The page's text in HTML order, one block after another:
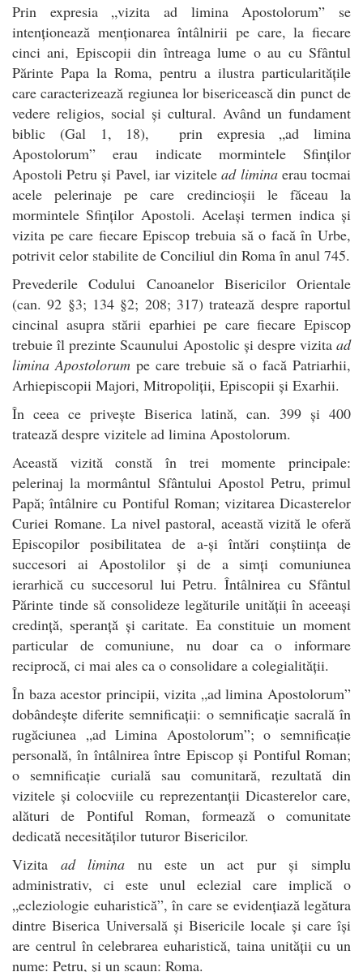
Prin expresia „vizita ad limina Apostolorum” se
intenționează menționarea întâlnirii pe care, la fiecare
cinci ani, Episcopii din întreaga lume o au cu Sfântul
Părinte Papa la Roma, pentru a ilustra particularitățile
care caracterizează regiunea lor bisericească din punct de
vedere religios, social și cultural. Având un fundament
biblic (Gal 1, 18), prin expresia „ad limina
Apostolorum” erau indicate mormintele Sfinților
Apostoli Petru și Pavel, iar vizitelead liminaerau tocmai
acele pelerinaje pe care credincioșii le făceau la
mormintele Sfinților Apostoli. Același termen indica și
vizita pe care fiecare Episcop trebuia să o facă în Urbe,
potrivit celor stabilite de Conciliul din Roma în anul 745.
Prevederile Codului Canoanelor Bisericilor Orientale
(can. 92 §3; 134 §2; 208; 317) tratează despre raportul
cincinal asupra stării eparhiei pe care fiecare Episcop
trebuie îl prezinte Scaunului Apostolic și despre vizita ad
limina Apostolorum pe care trebuie să o facă Patriarhii,
Arhiepiscopii Majori, Mitropoliții, Episcopii și Exarhii.
În ceea ce privește Biserica latină, can. 399 și 400
tratează despre vizitele ad limina Apostolorum.
Această vizită constă în trei momente principale:
pelerinaj la mormântul Sfântului Apostol Petru, primul
Papă; întâlnire cu Pontiful Roman; vizitarea Dicasterelor
Curiei Romane. La nivel pastoral, această vizită le oferă
Episcopilor posibilitatea de a-și întări conștiința de
succesori ai Apostolilor și de a simți comuniunea
ierarhică cu succesorul lui Petru. Întâlnirea cu Sfântul
Părinte tinde să consolideze legăturile unității în aceeași
credință, speranță și caritate. Ea constituie un moment
particular de comuniune, nu doar ca o informare
reciprocă, ci mai ales ca o consolidare a colegialității.
În baza acestor principii, vizita „ad limina Apostolorum”
dobândește diferite semnificații: o semnificație sacrală în
rugăciunea „ad Limina Apostolorum”; o semnificație
personală, în întâlnirea între Episcop și Pontiful Roman;
o semnificație curială sau comunitară, rezultată din
vizitele și colocviile cu reprezentanții Dicasterelor care,
alături de Pontiful Roman, formează o comunitate
dedicată necesităților tuturor Bisericilor.
Vizita ad limina nu este un act pur și simplu
administrativ, ci este unul eclezial care implică o
„ecleziologie euharistică”, în care se evidențiază legătura
dintre Biserica Universală și Bisericile locale și care își
are centrul în celebrarea euharistică, taina unității cu un
nume: Petru, și un scaun: Roma.